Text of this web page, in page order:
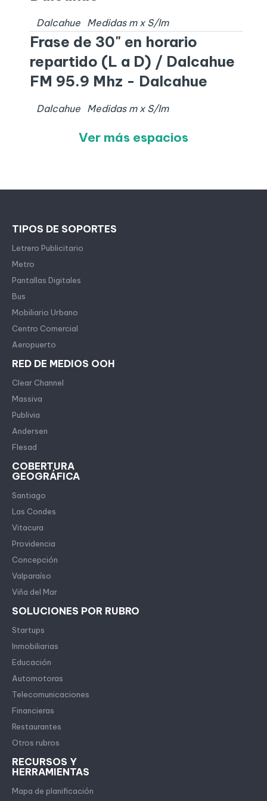
Dalcahue Medidas m x S/Im
Frase de 30" en horario
repartido (L a D) / Dalcahue
FM 95.9 Mhz - Dalcahue
Dalcahue Medidas m x S/Im
Ver más espacios
TIPOS DE SOPORTES
Letrero Publicitario
Metro
Pantallas Digitales
Bus
Mobiliario Urbano
Centro Comercial
Aeropuerto
RED DE MEDIOS OOH
Clear Channel
Massiva
Publivia
Andersen
Flesad
COBERTURA
GEOGRÁFICA
Santiago
Las Condes
Vitacura
Providencia
Concepción
Valparaíso
Viña del Mar
SOLUCIONES POR RUBRO
Startups
Inmobiliarias
Educación
Automotoras
Telecomunicaciones
Financieras
Restaurantes
Otros rubros
RECURSOS Y
HERRAMIENTAS
Mapa de planificación